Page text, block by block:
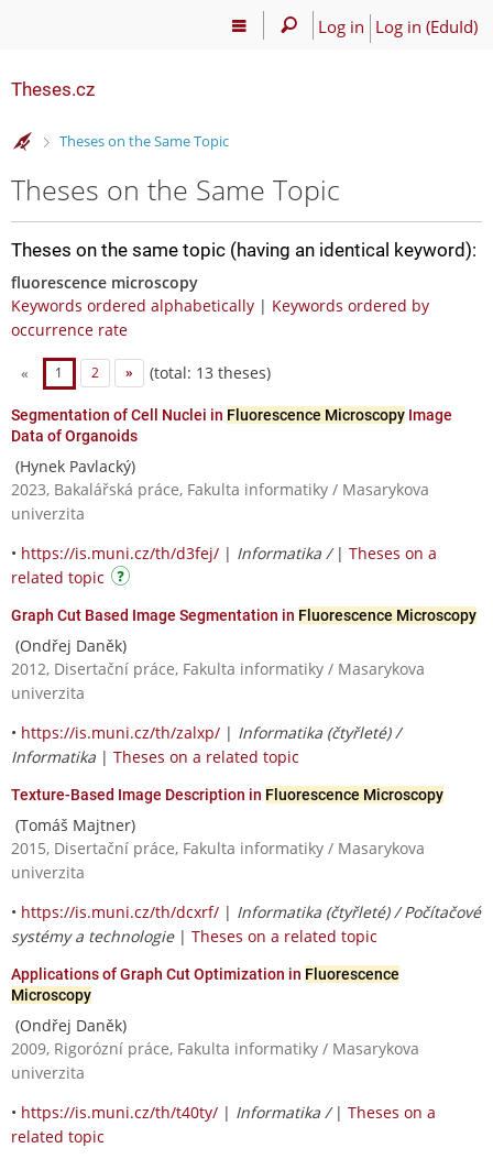
Log in Log in (EduId)
Theses.cz
>
Theses on the Same Topic
Theses on the Same Topic
Theses on the same topic (having an identical keyword):
fluorescence microscopy
Keywords ordered alphabetically | Keywords ordered by
occurrence rate
« 1 2 » (total: 13 theses)
Segmentation of Cell Nuclei in Fluorescence Microscopy Image
Data of Organoids
(Hynek Pavlacký)
2023, Bakalářská práce, Fakulta informatiky / Masarykova
univerzita
• https://is.muni.cz/th/d3fej/ | Informatika / | Theses on a
related topic
Graph Cut Based Image Segmentation in Fluorescence Microscopy
(Ondřej Daněk)
2012, Disertační práce, Fakulta informatiky / Masarykova
univerzita
• https://is.muni.cz/th/zalxp/ | Informatika (čtyřleté) /
Informatika | Theses on a related topic
Texture-Based Image Description in Fluorescence Microscopy
(Tomáš Majtner)
2015, Disertační práce, Fakulta informatiky / Masarykova
univerzita
• https://is.muni.cz/th/dcxrf/ | Informatika (čtyřleté) / Počítačové
systémy a technologie| Theses on a related topic
Applications of Graph Cut Optimization in Fluorescence
Microscopy
(Ondřej Daněk)
2009, Rigorózní práce, Fakulta informatiky / Masarykova
univerzita
• https://is.muni.cz/th/t40ty/ | Informatika / | Theses on a
related topic